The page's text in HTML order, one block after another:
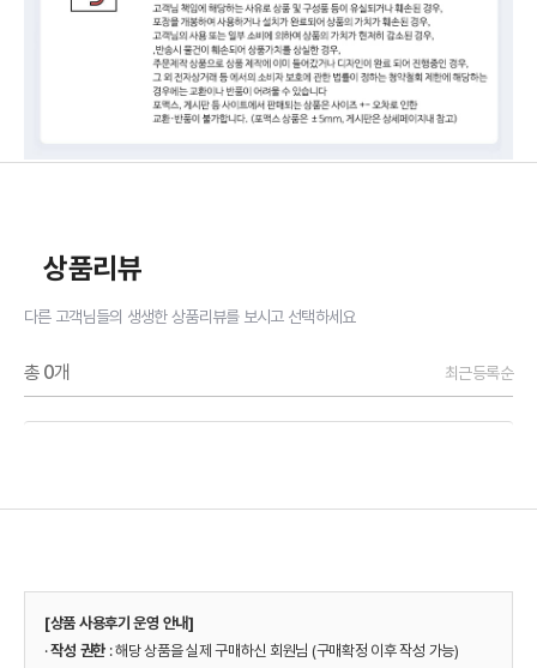
상품리뷰
다른 고객님들의 생생한 상품리뷰를 보시고 선택하세요
총 0개 최근등록순
[상품 사용후기 운영 안내]
·작성 권한 : 해당 상품을 실제 구매하신 회원님 (구매확정 이후 작성 가능)